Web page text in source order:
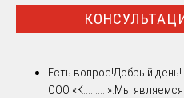
Есть вопрос!Добрый день!
ООО «К..........».Мы